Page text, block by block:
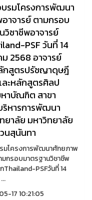
บรมโครงการพัฒนา
าจารย์ ตามกรอบ
วิชาชีพอาจารย์
PSF วันที่ 14
2568 อาจารย์
กสูตรปรัชญาดุษฎี
ะหลักสูตรศิลป
าบัณฑิต สาขา
ริหารการพัฒนา
าลัย มหาวิทยาลัย
นสุนันทา
มโครงการพัฒนาศักยภาพ
มกรอบมาตรฐานวิชาชีพ
Thailand-PSFวันที่ 14
17 10:21:05